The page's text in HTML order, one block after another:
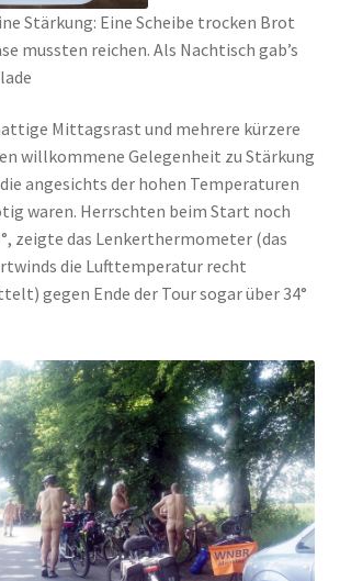
Stärkung: Eine Scheibe trocken Brot
mussten reichen. Als Nachtisch gab’s
Mittagsrast und mehrere kürzere
willkommene Gelegenheit zu Stärkung
angesichts der hohen Temperaturen
waren. Herrschten beim Start noch
zeigte das Lenkerthermometer (das
die Lufttemperatur recht
gegen Ende der Tour sogar über 34°